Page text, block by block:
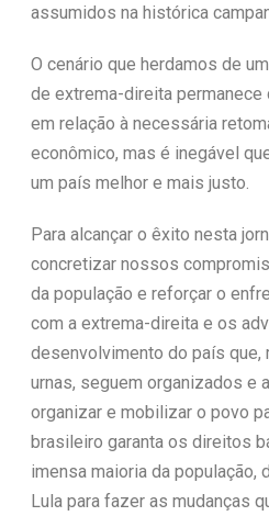
assumidos na histórica
O cenário que herdamos de
de extrema-direita
em relação à necessária
econômico, mas é inegável
um país melhor e mais justo.
Para alcançar o êxito nesta
concretizar nossos
da população e reforçar o
com a extrema-direita e os
desenvolvimento do país que,
urnas, seguem organizados e
organizar e mobilizar o povo
brasileiro garanta os direitos
imensa maioria da população,
Lula para fazer as mudanças